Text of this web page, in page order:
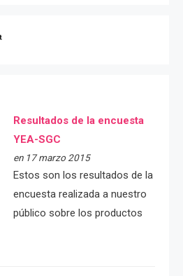
Resultados de la encuesta
YEA-SGC
en 17 marzo 2015
Estos son los resultados de la
encuesta realizada a nuestro
público sobre los productos